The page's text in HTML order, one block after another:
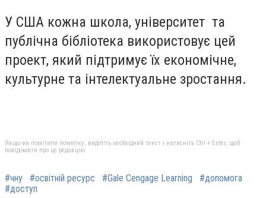
У США кожна школа, університет та
публічна бібліотека використовує цей
проект, який підтримує їх економічне,
культурне та інтелектуальне зростання.
Якщо ви помітили помилку, виділіть необхідний текст і натисніть Ctrl + Enter, щоб
повідомити про це редакцію
#чну #освітній ресурс #Gale Cengage Learning
#допомога
#доступ